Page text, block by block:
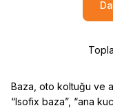
Baza, oto koltuğu ve
“Isofix baza”, “ana